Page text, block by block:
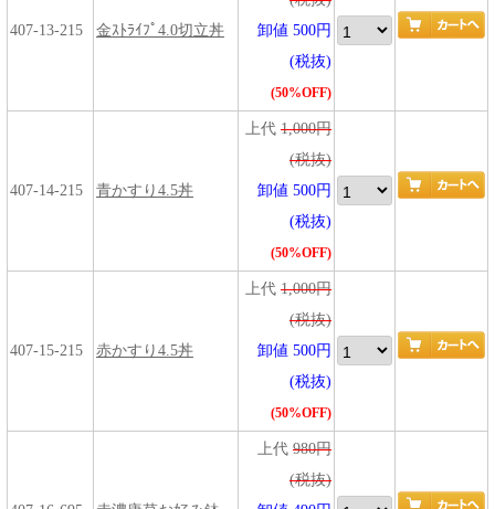
407-13-215 金ｽﾄﾗｲﾌﾟ4.0切立丼
卸値 500円
(税抜)
(50%OFF)
407-14-215 青かすり4.5丼
上代 1,000円
(税抜)
卸値 500円
(税抜)
(50%OFF)
407-15-215 赤かすり4.5丼
上代 1,000円
(税抜)
卸値 500円
(税抜)
(50%OFF)
上代 980円
(税抜)